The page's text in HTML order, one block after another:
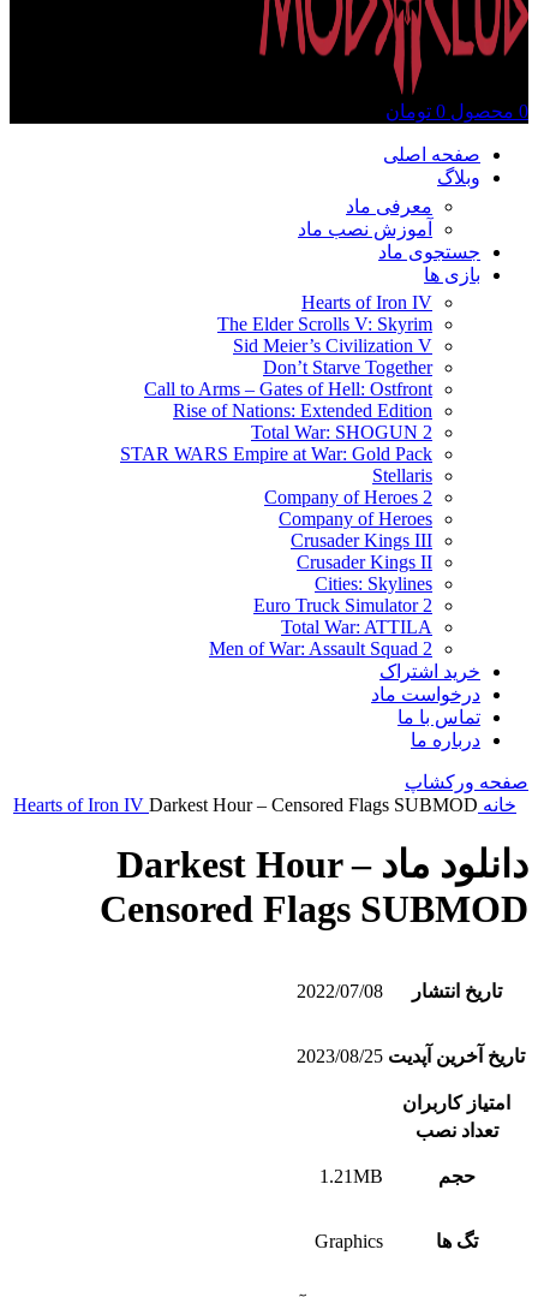
0 محصول 0 تومان
صفحه اصلی
وبلاگ
معرفی ماد
آموزش نصب ماد
جستجوی ماد
بازی ها
Hearts of Iron IV
The Elder Scrolls V: Skyrim
Sid Meier’s Civilization V
Don’t Starve Together
Call to Arms – Gates of Hell: Ostfront
Rise of Nations: Extended Edition
Total War: SHOGUN 2
STAR WARS Empire at War: Gold Pack
Stellaris
Company of Heroes 2
Company of Heroes
Crusader Kings III
Crusader Kings II
Cities: Skylines
Euro Truck Simulator 2
Total War: ATTILA
Men of War: Assault Squad 2
خرید اشتراک
درخواست ماد
تماس با ما
درباره ما
صفحه ورکشاپ
خانه
Hearts of Iron IV Darkest Hour – Censored Flags SUBMOD
دانلود ماد Darkest Hour –
Censored Flags SUBMOD
تاریخ انتشار 2022/07/08
تاریخ آخرین آپدیت 2023/08/25
امتیاز کاربران
تعداد نصب
حجم 1.21MB
تگ ها Graphics